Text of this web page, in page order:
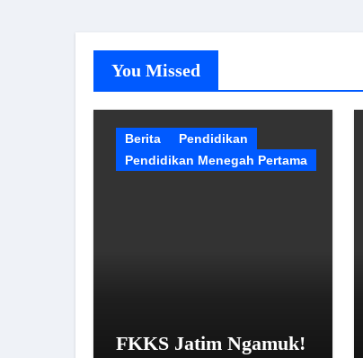
You Missed
Berita
Pendidikan
Pendidikan Menegah Pertama
FKKS Jatim Ngamuk!